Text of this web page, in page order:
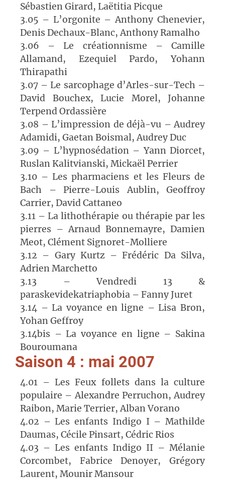
Sébastien Girard, Laëtitia Picque
3.05 – L’orgonite – Anthony Chenevier,
Denis Dechaux-Blanc, Anthony Ramalho
3.06 – Le créationnisme – Camille
Allamand, Ezequiel Pardo, Yohann
Thirapathi
3.07 – Le sarcophage d’Arles-sur-Tech –
David Bouchex, Lucie Morel, Johanne
Terpend Ordassière
3.08 – L’impression de déjà-vu – Audrey
Adamidi, Gaetan Boismal, Audrey Duc
3.09 – L’hypnosédation – Yann Diorcet,
Ruslan Kalitvianski, Mickaël Perrier
3.10 – Les pharmaciens et les Fleurs de
Bach – Pierre-Louis Aublin, Geoffroy
Carrier, David Cattaneo
3.11 – La lithothérapie ou thérapie par les
pierres – Arnaud Bonnemayre, Damien
Meot, Clément Signoret-Molliere
3.12 – Gary Kurtz – Frédéric Da Silva,
Adrien Marchetto
3.13 – Vendredi 13 &
paraskevidekatriaphobia – Fanny Juret
3.14 – La voyance en ligne – Lisa Bron,
Yohan Geffroy
3.14bis – La voyance en ligne – Sakina
Bouroumana
Saison 4 : mai 2007
4.01 – Les Feux follets dans la culture
populaire – Alexandre Perruchon, Audrey
Raibon, Marie Terrier, Alban Vorano
4.02 – Les enfants Indigo I – Mathilde
Daumas, Cécile Pinsart, Cédric Rios
4.03 – Les enfants Indigo II – Mélanie
Corcombet, Fabrice Denoyer, Grégory
Laurent, Mounir Mansour